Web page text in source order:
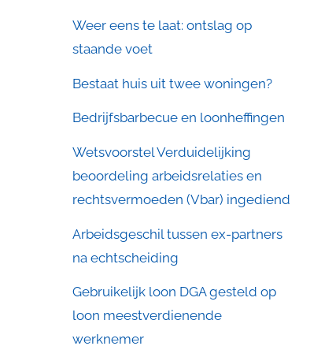
Weer eens te laat: ontslag op
staande voet
Bestaat huis uit twee woningen?
Bedrijfsbarbecue en loonheffingen
Wetsvoorstel Verduidelijking
beoordeling arbeidsrelaties en
rechtsvermoeden (Vbar) ingediend
Arbeidsgeschil tussen ex-partners
na echtscheiding
Gebruikelijk loon DGA gesteld op
loon meestverdienende
werknemer